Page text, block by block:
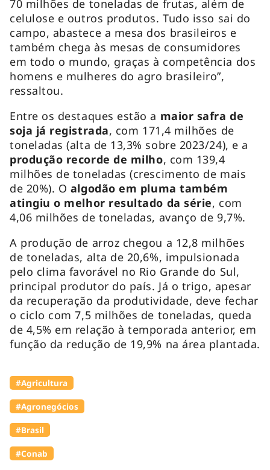
70 milhões de toneladas de frutas, além de
celulose e outros produtos. Tudo isso sai do
campo, abastece a mesa dos brasileiros e
também chega às mesas de consumidores
em todo o mundo, graças à competência dos
homens e mulheres do agro brasileiro”,
ressaltou.
Entre os destaques estão a maior safra de
soja já registrada, com 171,4 milhões de
toneladas (alta de 13,3% sobre 2023/24), e a
produção recorde de milho, com 139,4
milhões de toneladas (crescimento de mais
de 20%). O algodão em pluma também
atingiu o melhor resultado da série, com
4,06 milhões de toneladas, avanço de 9,7%.
A produção de arroz chegou a 12,8 milhões
de toneladas, alta de 20,6%, impulsionada
pelo clima favorável no Rio Grande do Sul,
principal produtor do país. Já o trigo, apesar
da recuperação da produtividade, deve fechar
o ciclo com 7,5 milhões de toneladas, queda
de 4,5% em relação à temporada anterior, em
função da redução de 19,9% na área plantada.
#Agricultura
#Agronegócios
#Brasil
#Conab